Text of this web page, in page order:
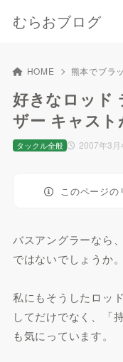
むらおブログ
HOME 熊本でブラ
好きなロッド
ザー キャスト
2007年3月
タックル全般
このページの
バスアングラーなら
ではないでしょうか。
私にもそうしたロッ
してだけでなく、「
も気にっています。